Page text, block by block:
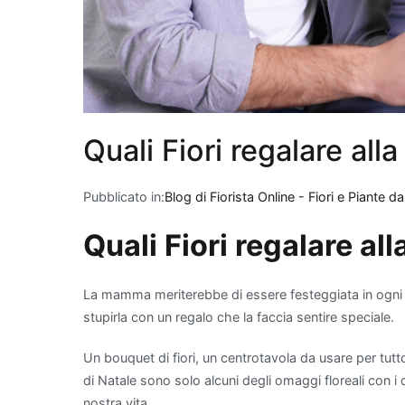
Quali Fiori regalare
Pubblicato in:Blog di Fiorista Online - Fiori e Piante
Quali Fiori regalare
La mamma meriterebbe di essere festeggiata in
stupirla con un regalo che la faccia sentire speciale.
Un bouquet di fiori, un centrotavola da usare per
di Natale sono solo alcuni degli omaggi floreali con
giardinaggio.
Quali piante
Quando si parla di
appartamento,
efficaci, troviamo la
suocera", che è
sostanze come
eleganza con il suo
modo efficace è il
tricloroetilene. Per
purifica l'aria, ma ha